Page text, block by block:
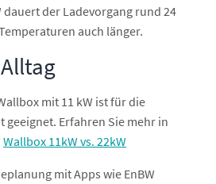
dauert der Ladevorgang rund 24
auch länger.
mit 11 kW ist für die
geeignet. Erfahren Sie mehr in
Wallbox 11kW vs. 22kW
mit Apps wie EnBW